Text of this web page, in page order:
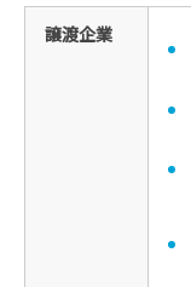
譲渡企業